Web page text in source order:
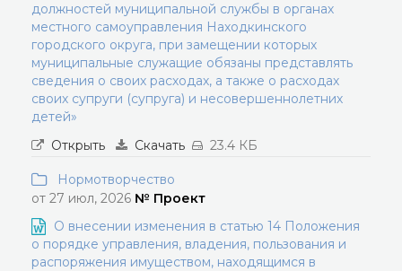
должностей муниципальной службы в органах
местного самоуправления Находкинского
городского округа, при замещении которых
муниципальные служащие обязаны представлять
сведения о своих расходах, а также о расходах
своих супруги (супруга) и несовершеннолетних
детей»
Открыть
Скачать 23.4 КБ
Нормотворчество
от 27 июл, 2026 № Проект
О внесении изменения в статью 14 Положения
о порядке управления, владения, пользования и
распоряжения имуществом, находящимся в